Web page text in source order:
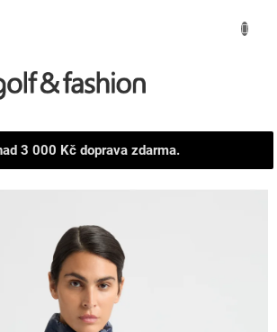
NÁKUPNÍ
3 000 Kč doprava zdarma.